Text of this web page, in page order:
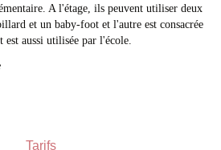
A l'étage, ils peuvent utiliser deux
et un baby-foot et l'autre est consacrée
est aussi utilisée par l'école.
Tarifs